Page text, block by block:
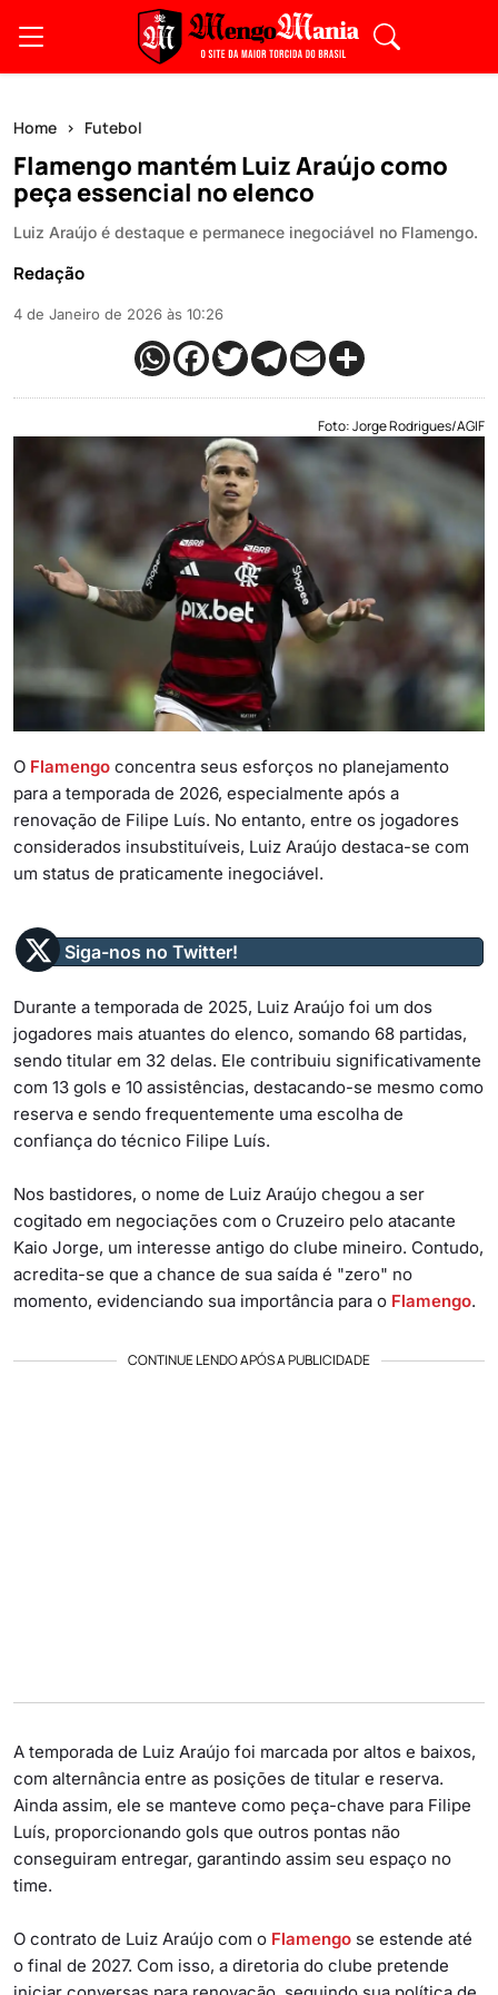
Home Futebol
Flamengo mantém Luiz Araújo como
peça essencial no elenco
Luiz Araújo é destaque e permanece inegociável no Flamengo.
Redação
4 de Janeiro de 2026 às 10:26
Foto: Jorge Rodrigues/AGIF
O Flamengo concentra seus esforços no planejamento
para a temporada de 2026, especialmente após a
renovação de Filipe Luís. No entanto, entre os jogadores
considerados insubstituíveis, Luiz Araújo destaca-se com
um status de praticamente inegociável.
Siga-nos no Twitter!
Durante a temporada de 2025, Luiz Araújo foi um dos
jogadores mais atuantes do elenco, somando 68 partidas,
sendo titular em 32 delas. Ele contribuiu significativamente
com 13 gols e 10 assistências, destacando-se mesmo como
reserva e sendo frequentemente uma escolha de
confiança do técnico Filipe Luís.
Nos bastidores, o nome de Luiz Araújo chegou a ser
cogitado em negociações com o Cruzeiro pelo atacante
Kaio Jorge, um interesse antigo do clube mineiro. Contudo,
acredita-se que a chance de sua saída é "zero" no
momento, evidenciando sua importância para o Flamengo.
CONTINUE LENDO APÓS A PUBLICIDADE
A temporada de Luiz Araújo foi marcada por altos e baixos,
com alternância entre as posições de titular e reserva.
Ainda assim, ele se manteve como peça-chave para Filipe
Luís, proporcionando gols que outros pontas não
conseguiram entregar, garantindo assim seu espaço no
time.
O contrato de Luiz Araújo com o Flamengo se estende até
o final de 2027. Com isso, a diretoria do clube pretende